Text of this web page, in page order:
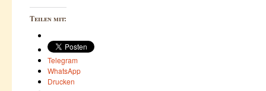
Teilen mit:
Telegram
WhatsApp
Drucken